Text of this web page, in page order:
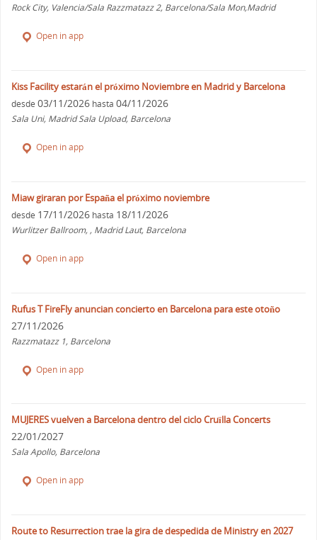
Rock City, Valencia/Sala Razzmatazz 2, Barcelona/Sala Mon,Madrid
Open in app
Kiss Facility estarán el próximo Noviembre en Madrid y Barcelona
desde 03/11/2026 hasta 04/11/2026
Sala Uni, Madrid Sala Upload, Barcelona
Open in app
Miaw giraran por España el próximo noviembre
desde 17/11/2026 hasta 18/11/2026
Wurlitzer Ballroom, , Madrid Laut, Barcelona
Open in app
Rufus T FireFly anuncian concierto en Barcelona para este otoño
27/11/2026
Razzmatazz 1, Barcelona
Open in app
MUJERES vuelven a Barcelona dentro del ciclo Cruïlla Concerts
22/01/2027
Sala Apollo, Barcelona
Open in app
Route to Resurrection trae la gira de despedida de Ministry en 2027